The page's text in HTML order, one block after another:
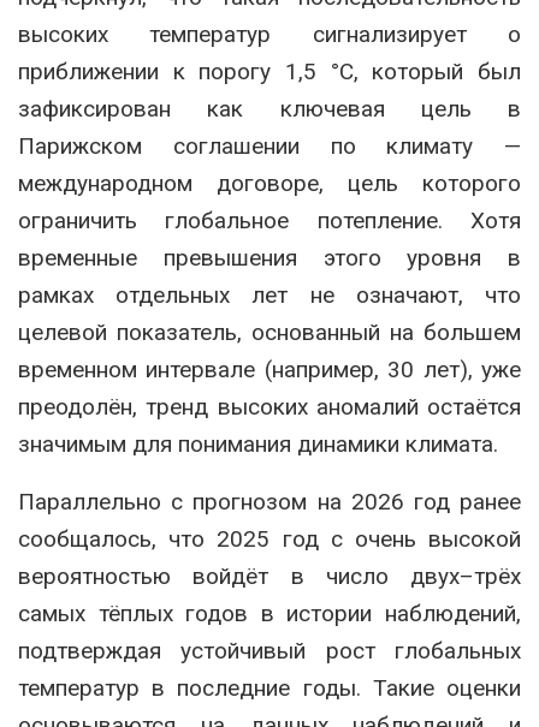
высоких температур сигнализирует о
приближении к порогу 1,5 °C, который был
зафиксирован как ключевая цель в
Парижском соглашении по климату —
международном договоре, цель которого
ограничить глобальное потепление. Хотя
временные превышения этого уровня в
рамках отдельных лет не означают, что
целевой показатель, основанный на большем
временном интервале (например, 30 лет), уже
преодолён, тренд высоких аномалий остаётся
значимым для понимания динамики климата.
Параллельно с прогнозом на 2026 год ранее
сообщалось, что 2025 год с очень высокой
вероятностью войдёт в число двух–трёх
самых тёплых годов в истории наблюдений,
подтверждая устойчивый рост глобальных
температур в последние годы. Такие оценки